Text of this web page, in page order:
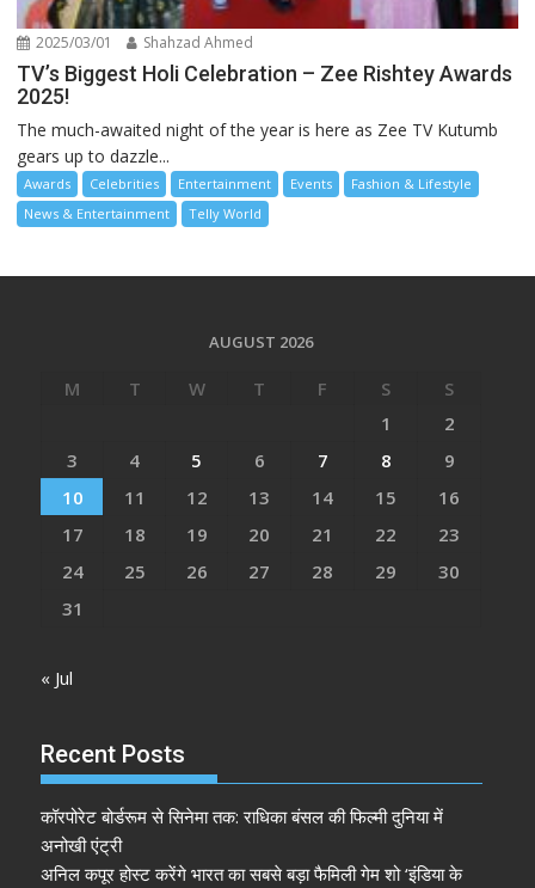
2025/03/01 Shahzad Ahmed
TV’s Biggest Holi Celebration – Zee Rishtey Awards
2025!
The much-awaited night of the year is here as Zee TV Kutumb
gears up to dazzle...
Awards Celebrities Entertainment Events
Fashion & Lifestyle
News & Entertainment
Telly World
AUGUST 2026
M T W T F S
S
1
2
3
4 5 6 7 8
9
10
11 12 13 14 15
16
17
18 19 20 21 22
23
24
25 26 27 28 29
30
31
« Jul
Recent Posts
कॉरपोरेट बोर्डरूम से सिनेमा तक: राधिका बंसल की फिल्मी दुनिया में
अनोखी एंट्री
अनिल कपूर होस्ट करेंगे भारत का सबसे बड़ा फैमिली गेम शो ‘इंडिया के